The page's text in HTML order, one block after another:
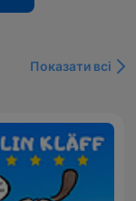
Показати всі